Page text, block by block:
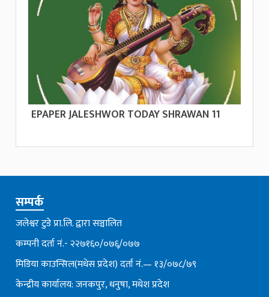
EPAPER JALESHWOR TODAY SHRAWAN 11
सम्पर्क
जलेश्वर टुडे प्रा.लि. द्वारा सञ्चालित
कम्पनी दर्ता नं.- २२७१६०/०७६्/०७७
मिडिया काउन्सिल(मधेस प्रदेश) दर्ता नं.— १३/०७८/७९
केन्द्रीय कार्यालय: जनकपुर, धनुषा, मधेश प्रदेश